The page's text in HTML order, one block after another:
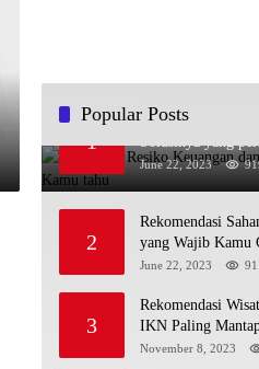
Popular Posts
1
Jenis-jenis Resiko
Solusinya yang
June 22, 2023
2
Rekomendasi
yang Wajib Kamu
June 22, 2023
3
Rekomendasi
IKN Paling
November 8, 2023